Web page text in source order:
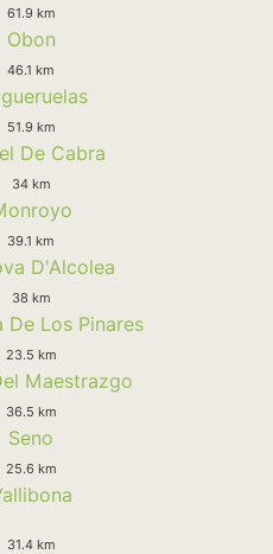
61.9 km
Obon
46.1 km
51.9 km
De Cabra
34 km
39.1 km
D'Alcolea
38 km
De Los Pinares
23.5 km
Maestrazgo
36.5 km
Seno
25.6 km
31.4 km